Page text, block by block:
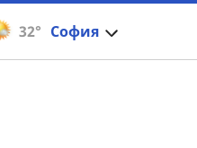
32° София